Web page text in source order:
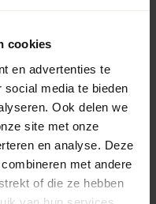
cookies
en advertenties te
media te bieden
Ook delen we
site met onze
en analyse. Deze
met andere
of die ze hebben